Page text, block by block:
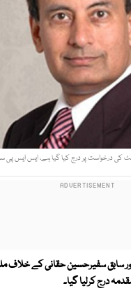
کی درخواست پر درج کیا گیا ہے، ایس ایس پی
اور سابق سفیرحسین حقانی کے
درج کرلیا گیا۔